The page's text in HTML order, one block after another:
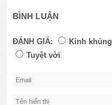
BÌNH LUẬN
ĐÁNH GIÁ: Kinh khủng
Tuyệt vời